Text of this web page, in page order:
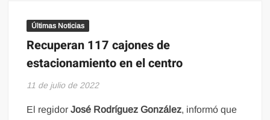
Últimas Noticias
Recuperan 117 cajones de
estacionamiento en el centro
11 de julio de 2022
El regidor José Rodríguez González, informó que